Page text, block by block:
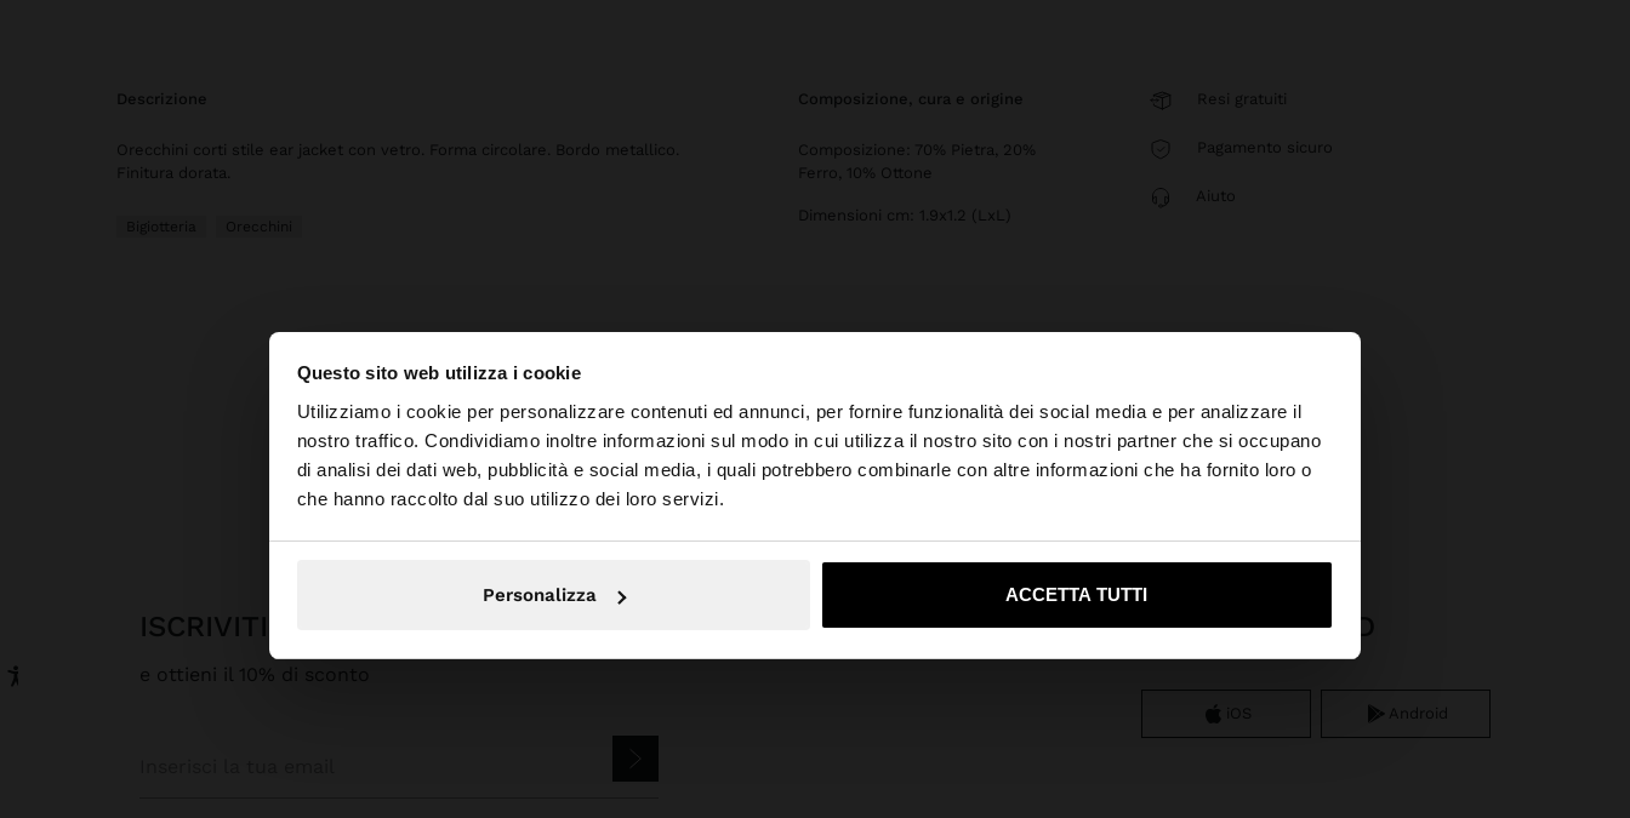
Questo sito web utilizza i cookie
Utilizziamo i cookie per personalizzare contenuti ed annunci, per fornire funzionalità dei social media e per analizzare il
nostro traffico. Condividiamo inoltre informazioni sul modo in cui utilizza il nostro sito con i nostri partner che si occupano
di analisi dei dati web, pubblicità e social media, i quali potrebbero combinarle con altre informazioni che ha fornito loro o
che hanno raccolto dal suo utilizzo dei loro servizi.
Personalizza ACCETTA TUTTI
Ciao ×
Stai accedendo al sito da Italia. Vuoi navigare sul nostro sito United States?
descrizione
Orecchini corti stile ear jacket con vetro. Forma circolare. Bordo metallico.
Finitura dorata.
Bigiotteria Orecchini
composizione, cura e origine
Composizione: 70% Pietra, 20%
Ferro, 10% Ottone
Dimensioni cm: 1.9x1.2 (LxL)
Resi gratuiti
Pagamento sicuro
Aiuto
Parfois Bigiotteria Orecchini orecchini ear jacket con resina
ISCRIVITI ALLA NOSTRA NEWSLETTER
e ottieni il 10% di sconto
APP DOWNLOAD
iOS Android